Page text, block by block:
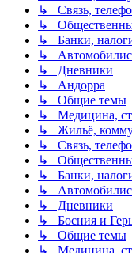
↳ Связь,
↳
↳ Банки,
↳
↳ Дневники
↳ Андорра
↳ Общие темы
↳ Медицина,
↳ Жильё,
↳ Связь,
↳
↳ Банки,
↳
↳ Дневники
↳ Босния и
↳ Общие темы
↳ Медицина,